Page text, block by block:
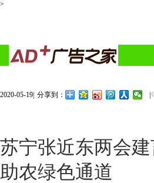
>
2020-05-19| 分享到： |
苏宁张近东两会
助农绿色通道